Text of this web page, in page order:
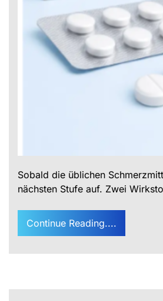
Sobald die üblichen
nächsten Stufe auf. Zwei
Continue Reading....